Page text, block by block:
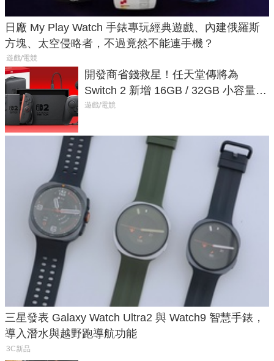
日廠 My Play Watch 手錶專玩經典遊戲、內建俄羅斯
方塊、太空侵略者，不過竟然不能連手機？
遊戲/電競
開發商省錢救星！任天堂傳將為
Switch 2 新增 16GB / 32GB 小容量遊
戲卡的選擇
遊戲/電競
三星發表 Galaxy Watch Ultra2 與 Watch9 智慧手錶，
導入潛水與越野跑導航功能
3C新品